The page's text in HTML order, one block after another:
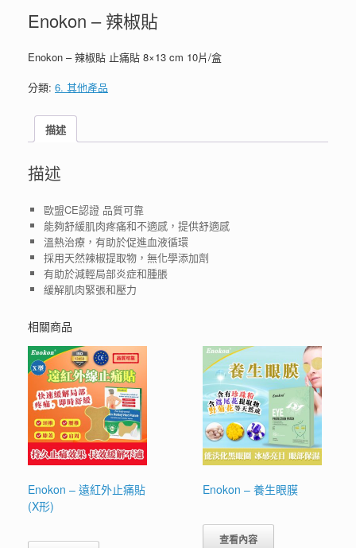
Enokon – 辣椒貼
Enokon – 辣椒貼 止痛貼 8×13 cm 10片/盒
分類: 6. 其他產品
描述
描述
歐盟CE認證 品質可靠
能夠舒緩肌肉疼痛和不適感，提供舒適感
溫熱治療，有助於促進血液循環
採用天然辣椒提取物，無化學添加劑
有助於減輕局部炎症和腫脹
緩解肌肉緊張和壓力
相關商品
Enokon – 遠紅外止痛貼
(X形)
Enokon – 養生眼膜
查看內容